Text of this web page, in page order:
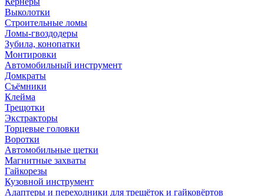
Выколотки
Строительные ломы
Ломы-гвоздодеры
Зубила, конопатки
Монтировки
Автомобильный инструмент
Домкраты
Съёмники
Клейма
Трещотки
Экстракторы
Торцевые головки
Воротки
Автомобильные щетки
Магнитные захваты
Гайкорезы
Кузовной инструмент
Адаптеры и переходники для трещёток и гайковёртов